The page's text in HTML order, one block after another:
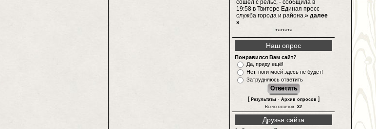
сошел с рельс, - сообщила в
19:58 в Твитере Единая пресс-
служба города и района. » далее
»
*******
Наш опрос
Понравился Вам сайт?
Да, приду ещё!
Нет, ноги моей здесь не будет!
Затрудняюсь ответить
[ Результаты · Архив опросов]
Всего ответов: 32
Друзья сайта